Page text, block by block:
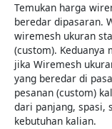
Temukan harga
beredar dipasaran.
wiremesh ukuran
(custom). Keduanya
jika Wiremesh
yang beredar di
pesanan (custom)
dari panjang, spasi,
kebutuhan kalian.